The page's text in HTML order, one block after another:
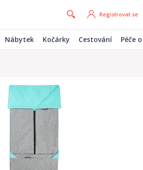
Registrovat se
Nábytek Kočárky Cestování Péče